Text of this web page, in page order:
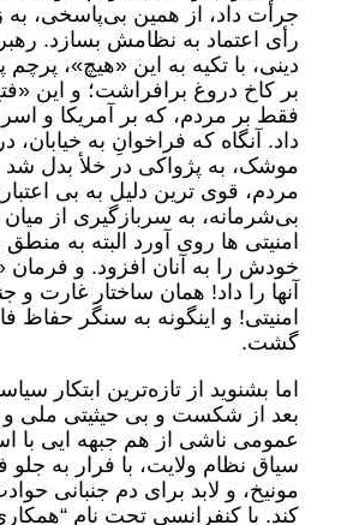
جرأت داد، از همین بی‌پاسخی،
رأی اعتماد به نظامش بسازد.
دینی، با تکیه به این «هیچ»، پرچم
بر کاخ دروغ برافراشت؛ و این
فقط بر مردم، که بر آمریکا و
داد. آنگاه که فراخوانِ به خیابان،
موشک، به پژواکی در خلأ بدل
مردم، قوی ترین دلیل به بی
بی‌شرمانه، به سربازگیری از میان
امنیتی ها روی آورد البته به
خودش را به آنان افزود. و فرمان
آنها را داد! همان ساختار غارت و
امنیتی! و اینگونه به سنگر حفاظ
گشت.
اما بشنوید از تازه‌ترین ابتکار
بعد از شکست و بی حیثیتی ملی و
عمومی ناشی از هم جبهه ایی با
سیاق نظام ولایت، با فرار به جلو
مونیخ، و لابد برای دم جنبانی
کند. با کنفرانسی تحت نام